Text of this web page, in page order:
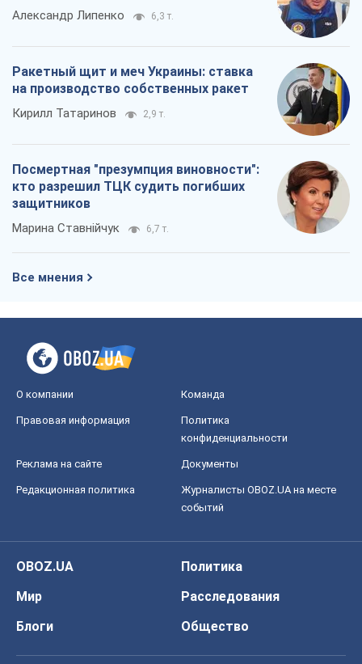
Александр Липенко 6,3 т.
Ракетный щит и меч Украины: ставка
на производство собственных ракет
Кирилл Татаринов 2,9 т.
Посмертная "презумпция виновности":
кто разрешил ТЦК судить погибших
защитников
Марина Ставнійчук 6,7 т.
Все мнения
О компании Команда
Правовая информация
Политика
конфиденциальности
Реклама на сайте Документы
Редакционная политика
Журналисты OBOZ.UA на месте
событий
OBOZ.UA
Политика
Мир
Расследования
Блоги
Общество